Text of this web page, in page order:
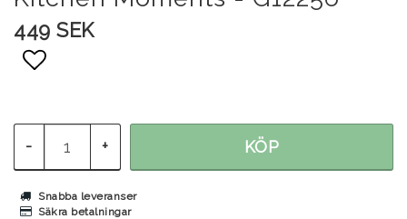
449 SEK
- + KÖP
Snabba leveranser
Säkra betalningar